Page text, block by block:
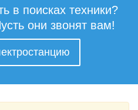
в поисках техники?
они звонят вам!